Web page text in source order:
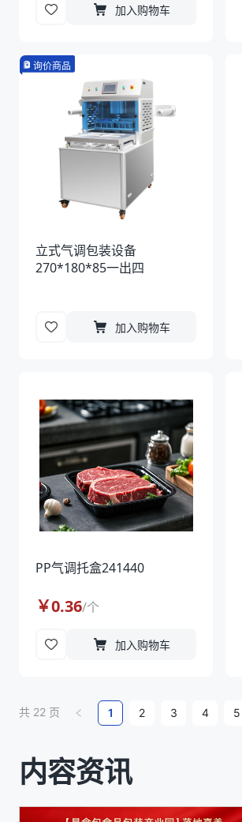
加入购物车
询价商品
立式气调包装设备
270*180*85一出四
加入购物车
PP气调托盒241440
￥0.36/个
加入购物车
共 22 页 1 2 3 4 5
内容资讯